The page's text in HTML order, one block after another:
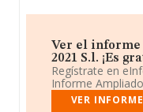
Ver el
2021 S.l. ¡Es
Regístrate en
Informe
VER